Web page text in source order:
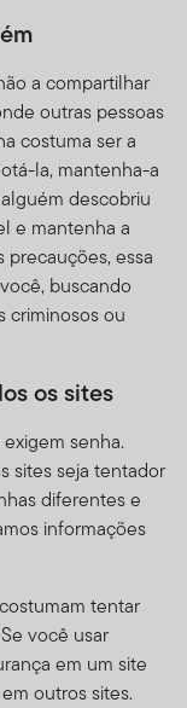
a compartilhar
outras pessoas
costuma ser a
la, mantenha-a
descobriu
e mantenha a
precauções, essa
buscando
criminosos ou
os sites
senha.
sites seja tentador
diferentes e
informações
tentar
você usar
em um site
outros sites.
esses
idéias não
desenvolver ou
ou
possamos
forma. Ao nos
dizendo que
que você a
uma
livre de
no Site ou em
qualquer
através de
fim,
e
o
você envie por
por nós
propriedade.